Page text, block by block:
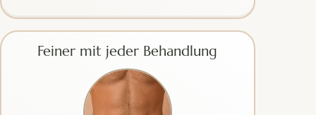
Feiner mit jeder Behandlung